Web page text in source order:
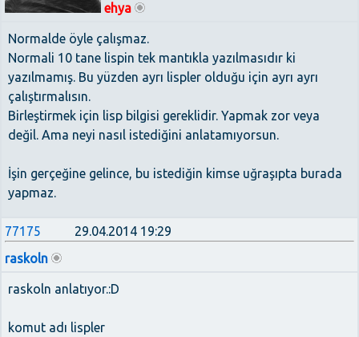
ehya
Normalde öyle çalışmaz.
Normali 10 tane lispin tek mantıkla yazılmasıdır ki
yazılmamış. Bu yüzden ayrı lispler olduğu için ayrı ayrı
çalıştırmalısın.
Birleştirmek için lisp bilgisi gereklidir. Yapmak zor veya
değil. Ama neyi nasıl istediğini anlatamıyorsun.
İşin gerçeğine gelince, bu istediğin kimse uğraşıpta burada
yapmaz.
77175
29.04.2014 19:29
raskoln
raskoln anlatıyor.:D
komut adı lispler